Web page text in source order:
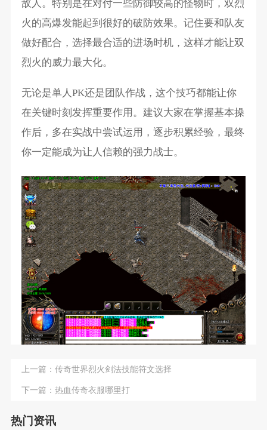
敌人。特别是在对付一些防御较高的怪物时，双烈
火的高爆发能起到很好的破防效果。记住要和队友
做好配合，选择最合适的进场时机，这样才能让双
烈火的威力最大化。
无论是单人PK还是团队作战，这个技巧都能让你
在关键时刻发挥重要作用。建议大家在掌握基本操
作后，多在实战中尝试运用，逐步积累经验，最终
你一定能成为让人信赖的强力战士。
上一篇： 传奇世界烈火剑法技能符文选择
下一篇： 热血传奇衣服哪里打
热门资讯